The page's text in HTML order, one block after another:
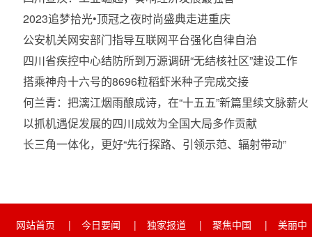
2023追梦拾光•顶冠之夜时尚盛典走进重庆
公安机关网安部门指导互联网平台强化自律自治
四川省疾控中心结防所到万源调研“无结核社区”建设工作
搭乘神舟十六号的8696粒稻虾米种子完成交接
何兰青：把漓江烟雨酿成诗，在“十五五”新篇里续文脉薪火
以抓机遇促发展的四川成效为全国大局多作贡献
长三角一体化，更好“先行探路、引领示范、辐射带动”
网站首页 | 今日要闻 | 独家报道 | 聚焦中国 |
美丽中